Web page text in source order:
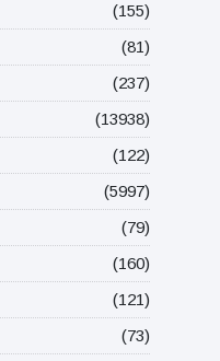
(155)
(81)
(237)
(13938)
(122)
(5997)
(79)
(160)
(121)
(73)